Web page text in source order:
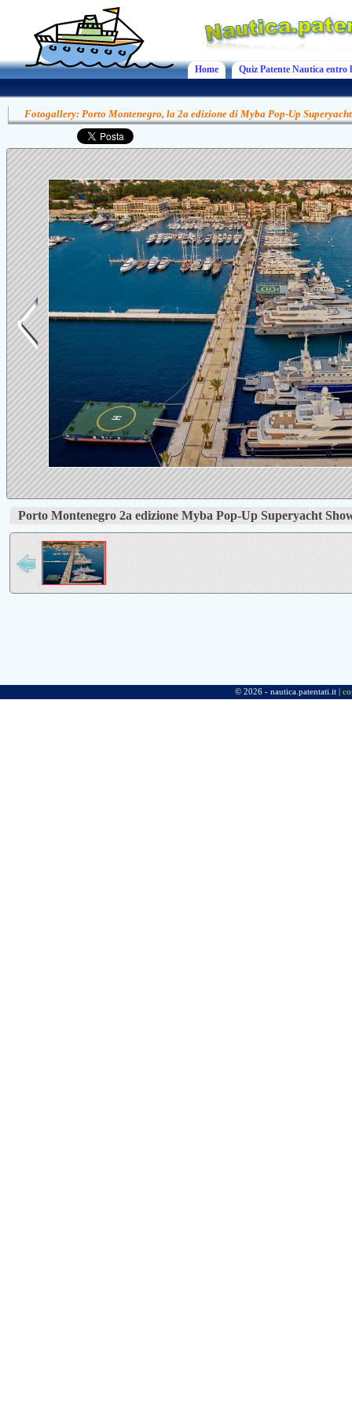
Home Quiz Patente Nautica entro
Fotogallery: Porto Montenegro, la 2a edizione di Myba Pop-Up
Porto Montenegro 2a edizione Myba Pop-Up Superyacht
© 2026 - nautica.patentati.it |